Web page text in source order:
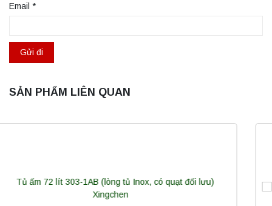
Email *
SẢN PHẨM LIÊN QUAN
Máy quang kế ngọn lửa FP7202 PEAK
chính hãng – Độ chính xác cao, vận hành
ổn định